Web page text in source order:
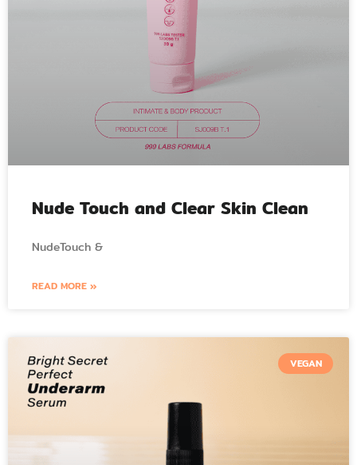
Nude Touch and Clear Skin Clean
NudeTouch &
READ MORE »
VEGAN